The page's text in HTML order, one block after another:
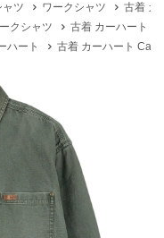
ャツ ワークシャツ
古着 カ
クシャツ
古着 カーハート
ハート 古着 カーハート